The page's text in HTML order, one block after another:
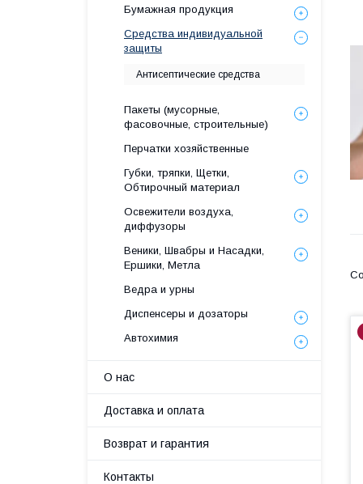
Бумажная продукция
Средства индивидуальной
защиты
Антисептические средства
Пакеты (мусорные,
фасовочные, строительные)
Перчатки хозяйственные
Губки, тряпки, Щетки,
Обтирочный материал
Освежители воздуха,
диффузоры
Веники, Швабры и Насадки,
Ершики, Метла
Ведра и урны
Диспенсеры и дозаторы
Автохимия
О нас
Доставка и оплата
Возврат и гарантия
Контакты